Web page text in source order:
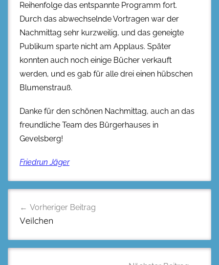
Reihenfolge das entspannte Programm fort.
Durch das abwechselnde Vortragen war der
Nachmittag sehr kurzweilig, und das geneigte
Publikum sparte nicht am Applaus. Später
konnten auch noch einige Bücher verkauft
werden, und es gab für alle drei einen hübschen
Blumenstrauß.
Danke für den schönen Nachmittag, auch an das
freundliche Team des Bürgerhauses in
Gevelsberg!
Friedrun Jäger
Vorheriger Beitrag
Veilchen